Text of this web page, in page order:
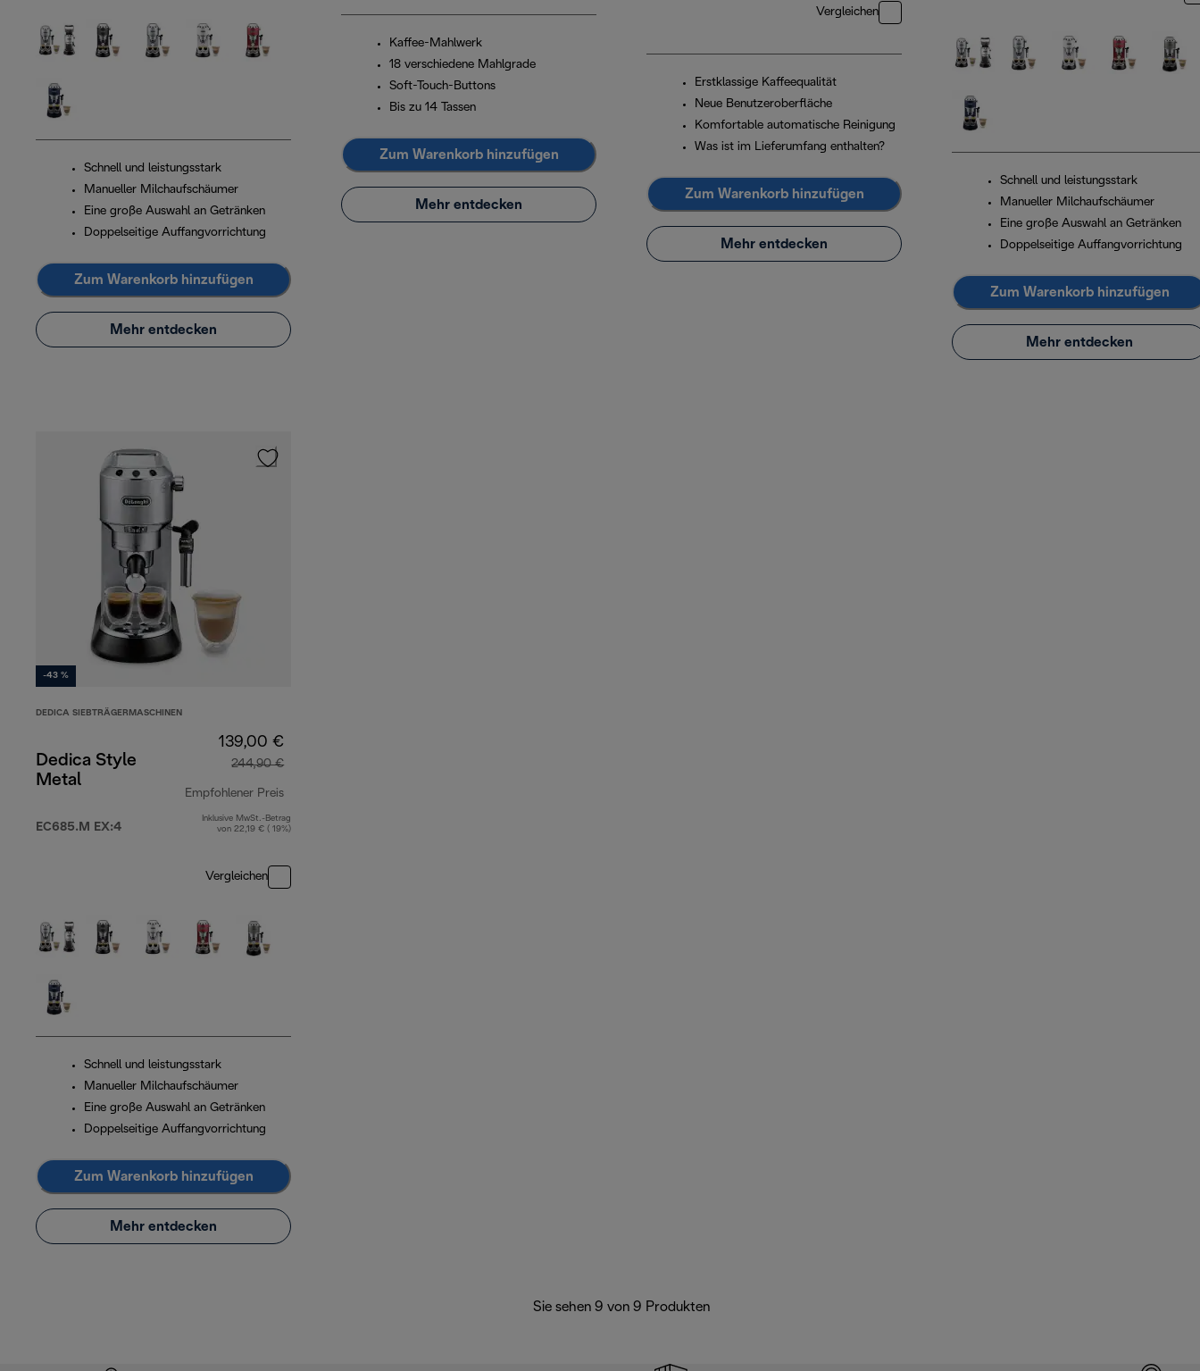
Schnell und leistungsstark
Manueller Milchaufschäumer
Eine große Auswahl an Getränken
Doppelseitige Auffangvorrichtung
Zum Warenkorb hinzufügen
Mehr entdecken
Kaffee-Mahlwerk
18 verschiedene Mahlgrade
Soft-Touch-Buttons
Bis zu 14 Tassen
Zum Warenkorb hinzufügen
Mehr entdecken
Vergleichen
Erstklassige Kaffeequalität
Neue Benutzeroberfläche
Komfortable automatische Reinigung
Was ist im Lieferumfang enthalten?
Zum Warenkorb hinzufügen
Mehr entdecken
Schnell und leistungsstark
Manueller Milchaufschäumer
Eine große Auswahl an Getränken
Doppelseitige Auffangvorrichtung
Zum Warenkorb hinzufügen
Mehr entdecken
-43 %
DEDICA SIEBTRÄGERMASCHINEN
Dedica Style
Metal
EC685.M EX:4
139,00 €
244,90 €
Empfohlener Preis
Originalpreis 244,90 €
Inklusive MwSt.-Betrag
von 22,19 € ( 19%)
Vergleichen
Schnell und leistungsstark
Manueller Milchaufschäumer
Eine große Auswahl an Getränken
Doppelseitige Auffangvorrichtung
Zum Warenkorb hinzufügen
Mehr entdecken
Sie sehen 9 von 9 Produkten